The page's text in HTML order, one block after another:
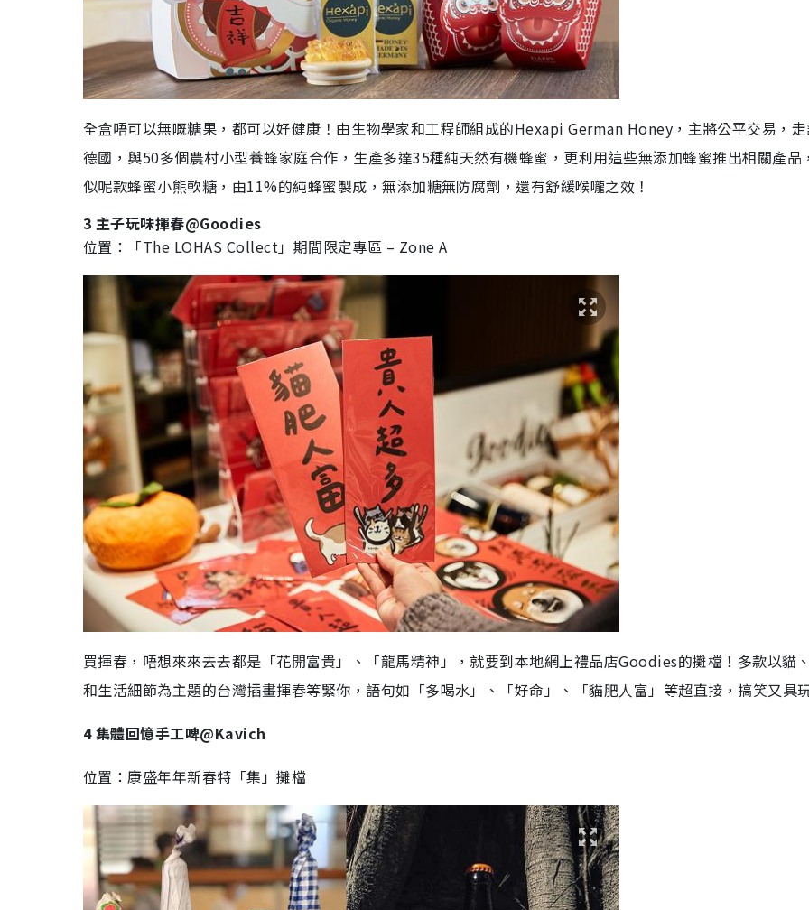
全盒唔可以無嘅糖果，都可以好健康！由生物學家和工程師組成的Hexapi German Honey，主將公平交易，
德國，與50多個農村小型養蜂家庭合作，生產多達35種純天然有機蜂蜜，更利用這些無添加蜂蜜推出相關產品
似呢款蜂蜜小熊軟糖，由11%的純蜂蜜製成，無添加糖無防腐劑，還有舒緩喉嚨之效！
3 主子玩味揮春@Goodies
位置：「The LOHAS Collect」期間限定專區 – Zone A
買揮春，唔想來來去去都是「花開富貴」、「龍馬精神」，就要到本地網上禮品店Goodies的攤檔！多款以貓
和生活細節為主題的台灣插畫揮春等緊你，語句如「多喝水」、「好命」、「貓肥人富」等超直接，搞笑又具
4 集體回憶手工啤@Kavich
位置：康盛年年新春特「集」攤檔